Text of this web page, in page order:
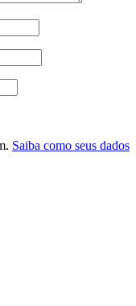
Saiba como seus dados